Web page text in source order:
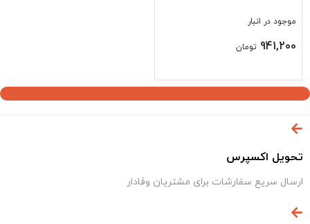
موجود در انبار
941,200 تومان
تحویل اکسپرس
ارسال سریع سفارشات برای مشتریان وفادار